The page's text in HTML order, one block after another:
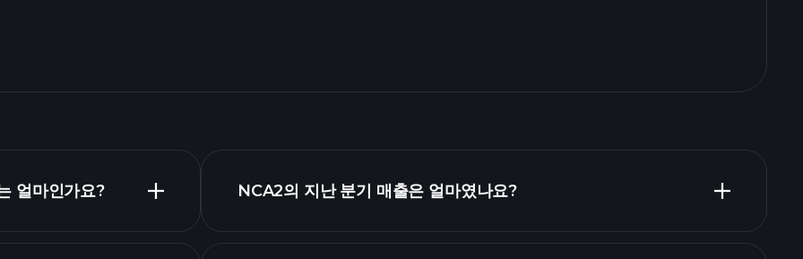
얼마인가요? NCA2의 지난 분기 매출은 얼마였나요?